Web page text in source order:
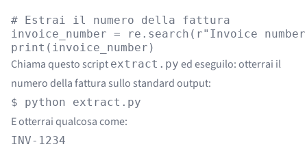
# Estrai il numero della fattura
invoice_number = re.search(r"Invoice
Chiama questo script extract.py ed eseguilo: otterrai il
numero della fattura sullo standard output:
$ python extract.py
E otterrai qualcosa come:
INV-1234